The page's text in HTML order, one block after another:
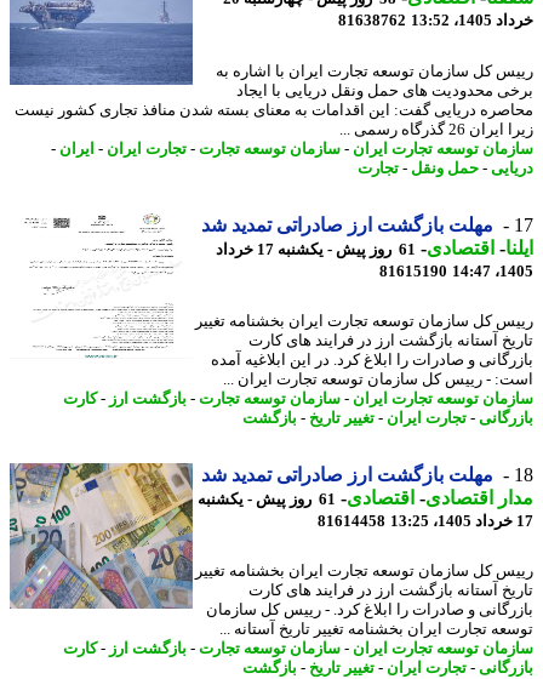
13:52
81638762
کل سازمان توسعه تجارت ایران با اشاره به
محدودیت های حمل ونقل دریایی با ایجاد
دریایی گفت: این اقدامات به معنای بسته شدن منافذ تجاری کشور نیست
26 گذرگاه رسمی ...
توسعه تجارت ایران - سازمان توسعه تجارت- تجارت ایران - ایران -
-حمل ونقل-تجارت
مهلت بازگشت ارز صادراتی تمدید شد
-اقتصادی-
61 روز پیش - یکشنبه 17 خرداد
81615190
کل سازمان توسعه تجارت ایران بخشنامه تغییر
آستانه بازگشت ارز در فرایند های کارت
و صادرات را ابلاغ کرد. در این ابلاغیه آمده
- رییس کل سازمان توسعه تجارت ایران ...
توسعه تجارت ایران - سازمان توسعه تجارت- بازگشت ارز- کارت
-تجارت ایران - تغییر تاریخ- بازگشت
مهلت بازگشت ارز صادراتی تمدید شد
اقتصادی-اقتصادی-
61 روز پیش - یکشنبه
81614458
کل سازمان توسعه تجارت ایران بخشنامه تغییر
آستانه بازگشت ارز در فرایند های کارت
و صادرات را ابلاغ کرد. - رییس کل سازمان
تجارت ایران بخشنامه تغییر تاریخ آستانه ...
توسعه تجارت ایران - سازمان توسعه تجارت- بازگشت ارز- کارت
-تجارت ایران - تغییر تاریخ- بازگشت